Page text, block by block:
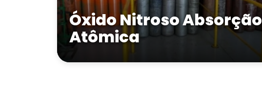
Óxido Nitroso Absorção
Atômica